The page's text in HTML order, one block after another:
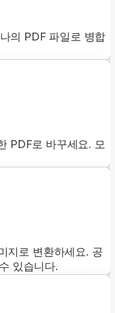
의 PDF 파일로 병합
PDF로 바꾸세요. 모
지로 변환하세요. 공
있습니다.